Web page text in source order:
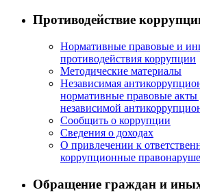
Противодействие
Нормативные правовые и
противодействия коррупции
Методические материалы
Независимая
нормативные правовые акты
независимой
Сообщить о коррупции
Сведения о доходах
О привлечении к
коррупционные
Обращение граждан и